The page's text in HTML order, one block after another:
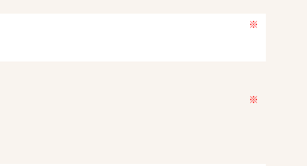
※
※